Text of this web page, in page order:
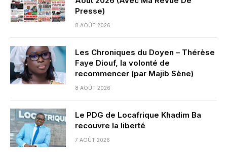
Presse)
8 AOÛT 2026
Les Chroniques du Doyen – Thérèse
Faye Diouf, la volonté de
recommencer (par Majib Sène)
8 AOÛT 2026
Le PDG de Locafrique Khadim Ba
recouvre la liberté
7 AOÛT 2026